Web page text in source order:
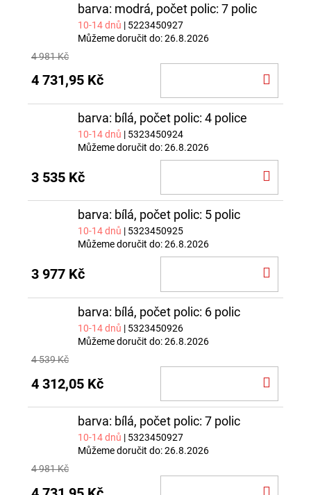
barva: modrá, počet polic: 7 polic
10-14 dnů | 5223450927
Můžeme doručit do:26.8.2026
4 981 Kč
4 731,95 Kč
barva: bílá, počet polic: 4 police
10-14 dnů | 5323450924
Můžeme doručit do:26.8.2026
3 535 Kč
barva: bílá, počet polic: 5 polic
10-14 dnů | 5323450925
Můžeme doručit do:26.8.2026
3 977 Kč
barva: bílá, počet polic: 6 polic
10-14 dnů | 5323450926
Můžeme doručit do:26.8.2026
4 539 Kč
4 312,05 Kč
barva: bílá, počet polic: 7 polic
10-14 dnů | 5323450927
Můžeme doručit do:26.8.2026
4 981 Kč